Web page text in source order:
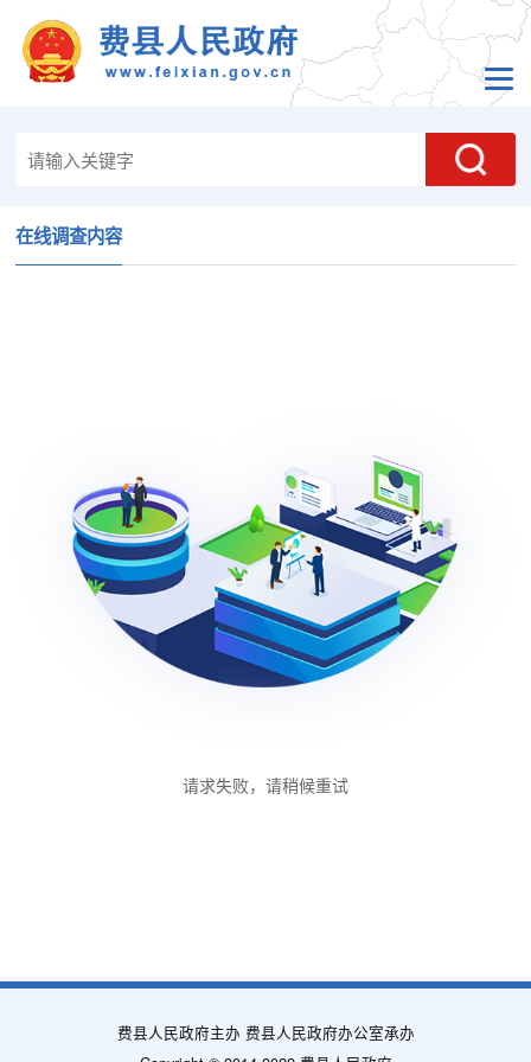
在线调查内容
请求失败，请稍候重试
费县人民政府主办 费县人民政府办公室承办